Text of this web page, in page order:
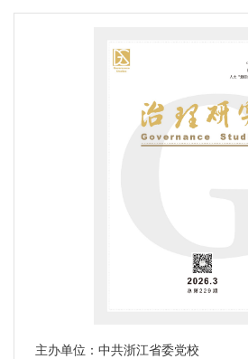
主办单位：中共浙江省委党校